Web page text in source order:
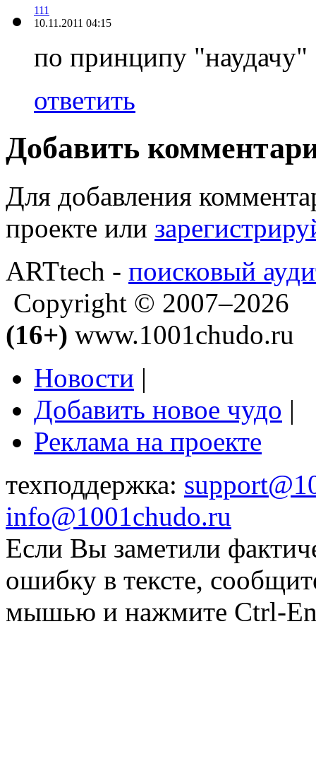
111
10.11.2011 04:15
по принципу "наудачу"
ответить
Добавить
Для добавления
проекте или
ARTtech - поисковый
Copyright © 2007–2026
(16+) www.1001chudo.ru
Новости |
Добавить новое чудо |
Реклама на проекте
техподдержка:
info@1001chudo.ru
Если Вы заметили
ошибку в тексте,
мышью и нажмите Ctrl-